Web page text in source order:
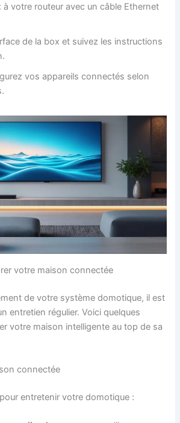
à votre routeur avec un câble Ethernet
de la box et suivez les instructions
vos appareils connectés selon
votre maison connectée
de votre système domotique, il est
entretien régulier. Voici quelques
votre maison intelligente au top de sa
connectée
entretenir votre domotique :